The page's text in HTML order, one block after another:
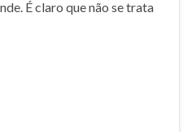
É claro que não se trata